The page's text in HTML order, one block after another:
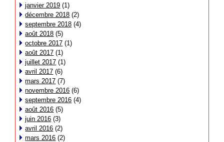
janvier 2019 (1)
décembre 2018 (2)
septembre 2018 (4)
août 2018 (5)
octobre 2017 (1)
août 2017 (1)
juillet 2017 (1)
avril 2017 (6)
mars 2017 (7)
novembre 2016 (6)
septembre 2016 (4)
août 2016 (5)
juin 2016 (3)
avril 2016 (2)
mars 2016 (2)